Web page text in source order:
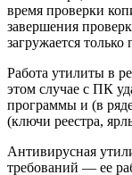
время проверки
завершения
загружается
Работа утилиты в
этом случае с ПК
программы и (в
(ключи реестра,
Антивирусная
требований — ее